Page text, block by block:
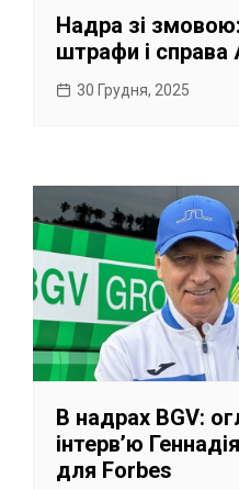
БЛОГИ
Надра зі
штрафи і
30 Грудня, 2025
В надрах BGV:
інтервʼю
для Forbes